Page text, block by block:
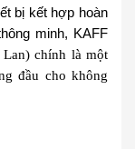
bị kết hợp hoàn
minh, KAFF
chính là một
đầu cho không